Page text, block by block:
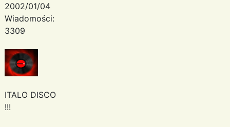
2002/01/04
Wiadomości:
3309
ITALO DISCO
!!!